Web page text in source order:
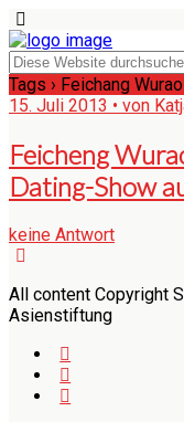
Tags › Feichang Wurao
15. Juli 2013 • von
Feicheng
Dating-Show
keine Antwort
All content Copyright
Asienstiftung